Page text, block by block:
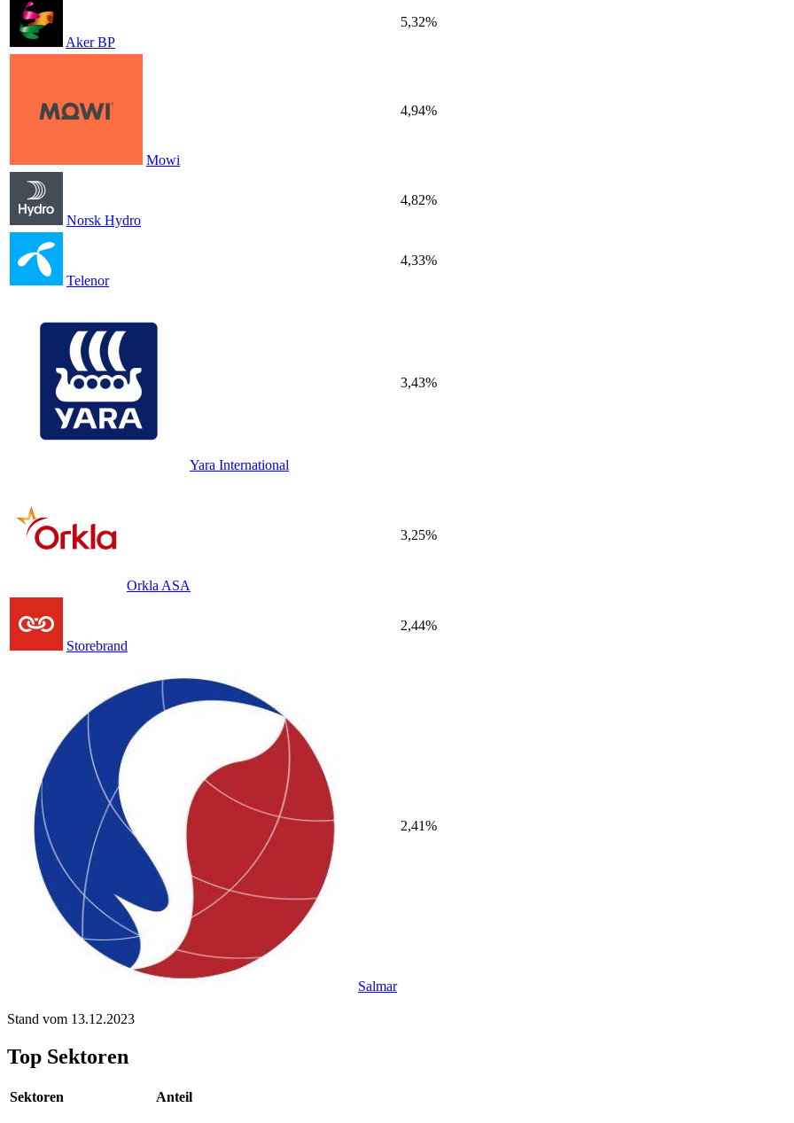
Aker BP
5,32%
Mowi
4,94%
Norsk Hydro
4,82%
Telenor
4,33%
Yara International
3,43%
Orkla ASA
3,25%
Storebrand
2,44%
Salmar
2,41%
Stand vom 13.12.2023
Top Sektoren
Sektoren Anteil